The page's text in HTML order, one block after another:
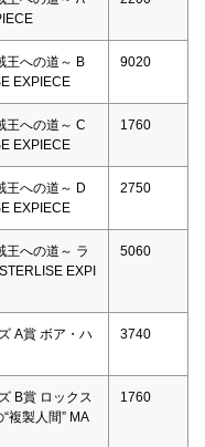
王への道～ B
EXPIECE
9020
王への道～ C
EXPIECE
1760
王への道～ D
EXPIECE
2750
王への道～ ラ
EXPI
5060
A賞 ボア・ハ
3740
B賞 ロックス
複製人間” MA
1760